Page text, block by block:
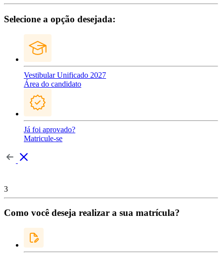
Selecione a opção desejada:
Vestibular Unificado 2027
Área do candidato
Já foi aprovado?
Matricule-se
3
Como você deseja realizar a sua matrícula?